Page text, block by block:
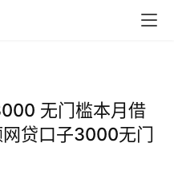
无门槛本月借
贷口子3000无门